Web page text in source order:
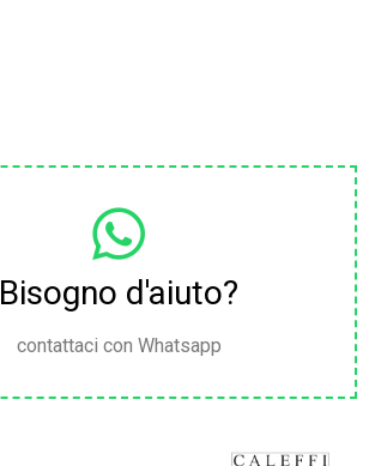
Bisogno d'aiuto?
contattaci con Whatsapp